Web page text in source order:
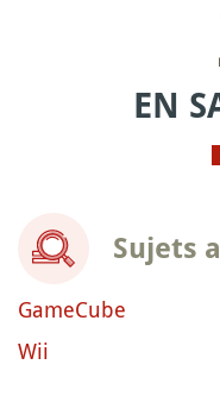
EN
Sujets
GameCube
Wii